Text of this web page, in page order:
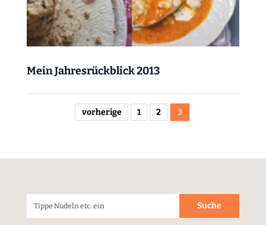
Mein Jahresrückblick 2013
vorherige 1 2 3